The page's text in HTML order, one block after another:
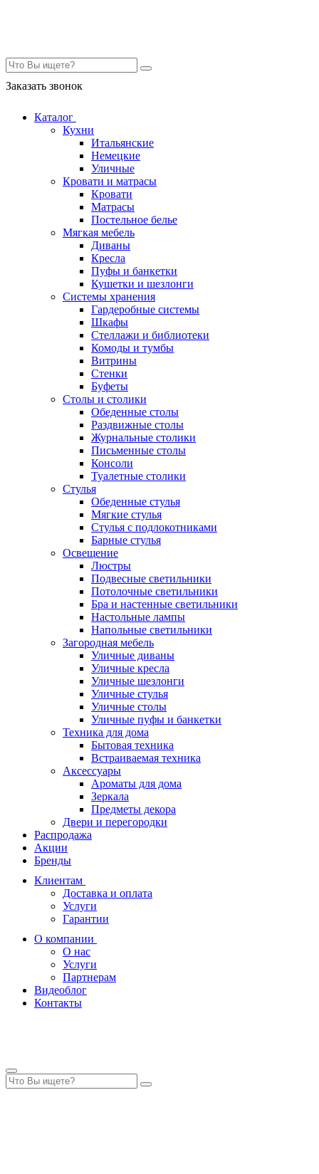
Заказать звонок
Каталог
Кухни
Итальянские
Немецкие
Уличные
Кровати и матрасы
Кровати
Матрасы
Постельное белье
Мягкая мебель
Диваны
Кресла
Пуфы и банкетки
Кушетки и шезлонги
Системы хранения
Гардеробные системы
Шкафы
Стеллажи и библиотеки
Комоды и тумбы
Витрины
Стенки
Буфеты
Столы и столики
Обеденные столы
Раздвижные столы
Журнальные столики
Письменные столы
Консоли
Туалетные столики
Стулья
Обеденные стулья
Мягкие стулья
Стулья с подлокотниками
Барные стулья
Освещение
Люстры
Подвесные светильники
Потолочные светильники
Бра и настенные светильники
Настольные лампы
Напольные светильники
Загородная мебель
Уличные диваны
Уличные кресла
Уличные шезлонги
Уличные стулья
Уличные столы
Уличные пуфы и банкетки
Техника для дома
Бытовая техника
Встраиваемая техника
Аксессуары
Ароматы для дома
Зеркала
Предметы декора
Двери и перегородки
Распродажа
Акции
Бренды
Клиентам
Доставка и оплата
Услуги
Гарантии
О компании
О нас
Услуги
Партнерам
Видеоблог
Контакты